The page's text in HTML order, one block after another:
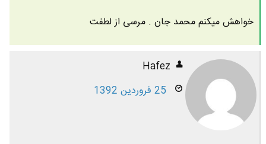
خواهش میکنم محمد جان . مرسی از لطفت
Hafez
25 فروردین 1392